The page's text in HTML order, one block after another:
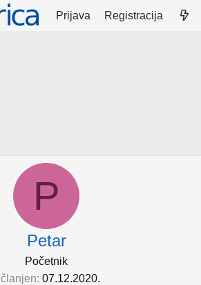
Prijava Registracija
P
Petar
Početnik
07.12.2020.